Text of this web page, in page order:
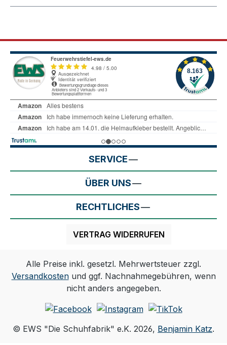
SERVICE
ÜBER UNS
RECHTLICHES
VERTRAG WIDERRUFEN
Alle Preise inkl. gesetzl. Mehrwertsteuer zzgl.
Versandkostenund ggf. Nachnahmegebühren, wenn
nicht anders angegeben.
© EWS "Die Schuhfabrik" e.K. 2026, Benjamin Katz.